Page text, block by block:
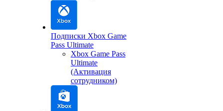
Подписки Xbox Game
Pass Ultimate
Xbox Game Pass
Ultimate
(Активация
сотрудником)